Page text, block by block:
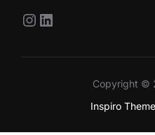
Instagram
LinkedIn
Copyright ©
Inspiro Theme